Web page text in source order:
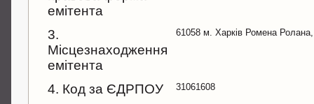
емітента
3.
Місцезнаходження
емітента
61058 м. Харків Ромена
4. Код за ЄДРПОУ 31061608